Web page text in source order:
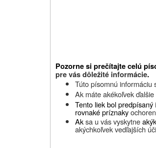
Pozorne si prečítajte celú
pre vás dôležité informácie.
Túto písomnú informáciu
Ak máte akékoľvek
Tento liek bol predpísaný
rovnaké príznaky
Aksa u vás vyskytne
akýchkoľvek vedľajších